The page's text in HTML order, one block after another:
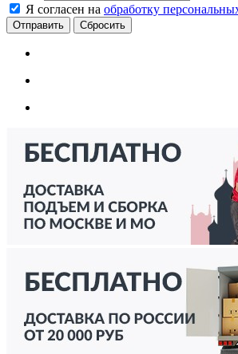
Я согласен на обработку
Сбросить